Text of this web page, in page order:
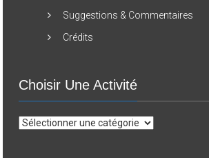
Suggestions & Commentaires
Crédits
Choisir Une Activité
Choisir